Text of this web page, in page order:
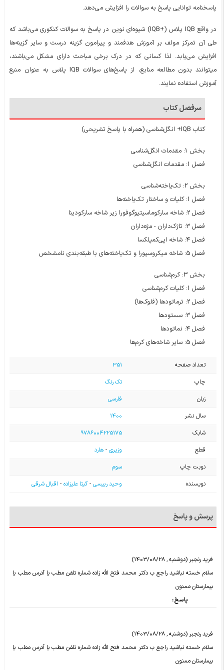
پاسخنامه توانایی پاسخ به سوالات را افزایش می‌دهد.
در واقع IQB پلاس (+IQB) شیوه‌ای نوین در پاسخ به سوالات کنکوری می‌باشد که
طی آن تمرکز مولف بر آموزش هدفمند و پیرامون گزینه درست و سایر گزینه‌ها
افزایش می‌یابد. لذا کسانی که در درک برخی مباحث دارای مشکل می‌باشند،
میتوانند بدون مطالعه منابع، از پاسخ‌های سوالات IQB پلاس به عنوان منبع
آموزش استفاده نمایند.
سرفصل کتاب
کتاب IQB+ انگل‌شناسی (همراه با پاسخ تشریحی)
بخش 1: مقدمات انگل‌شناسی
فصل 1: مقدمات انگل‌شناسی
بخش 2: تک‌یاخته‌شناسی
فصل 1: کلیات و ساختار تک‌یاخنه‌ها
فصل 2: شاخه سارکوماسیتیوگوفورا زیر شاخه سارکودینا
فصل 3: تاژک‌داران - مژه‌داران
فصل 4: شاخه اپی‌کمپلکسا
فصل 5: شاخه میکروسپورا و تک‌یاخته‌های با طبقه‌بندی نامشخص
بخش 3: کرم‌شناسی
فصل 1: کلیات کرم‌شناسی
فصل 2: ترماتودها (فلوک‌ها)
فصل 3: سستودها
فصل 4: نماتودها
فصل 5: سایر شاخه‌های کرم‌ها
تعداد صفحه
351
چاپ
تک رنگ
زبان
فارسی
سال نشر
1400
شابک
9786004225175
قطع
وزیری- هارد
نوبت چاپ
سوم
نویسنده
وحید رییسی-گیتا علیزاده- اقبال شرقی
پرسش و پاسخ
فرید رنجبر (دوشنبه , 1403/08/28)
سلام خسته نباشید راجع ب دکتر محمد فتح الله زاده شماره تلفن مطب یا آدرس مطب یا
بیمارستان ممنون
پاسخ :
فرید رنجبر (دوشنبه , 1403/08/28)
سلام خسته نباشید راجع ب دکتر محمد فتح الله زاده شماره تلفن مطب یا آدرس مطب یا
بیمارستان ممنون